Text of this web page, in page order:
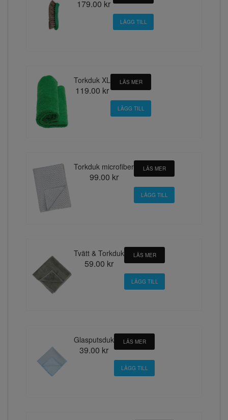
179.00 kr
Torkduk XL
119.00 kr
LÄS MER
Torkduk microfiber
99.00 kr
LÄS MER
Tvätt & Torkduk
59.00 kr
LÄS MER
Glasputsduk
39.00 kr
LÄS MER